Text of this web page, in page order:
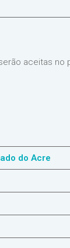
aceitas
do Acre